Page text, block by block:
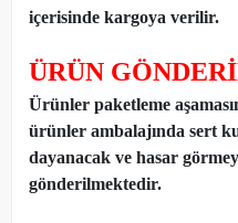
içerisinde kargoya verilir.
ÜRÜN
Ürünler paketleme
ürünler ambalajında sert
dayanacak ve hasar
gönderilmektedir.